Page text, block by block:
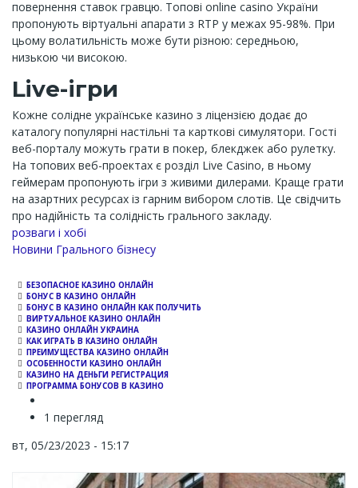
повернення ставок гравцю. Топові online casino України
пропонують віртуальні апарати з RTP у межах 95-98%. При
цьому волатильність може бути різною: середньою,
низькою чи високою.
Live-ігри
Кожне солідне українське казино з ліцензією додає до
каталогу популярні настільні та карткові симулятори. Гості
веб-порталу можуть грати в покер, блекджек або рулетку.
На топових веб-проектах є розділ Live Casino, в ньому
геймерам пропонують ігри з живими дилерами. Краще грати
на азартних ресурсах із гарним вибором слотів. Це свідчить
про надійність та солідність грального закладу.
розваги і хобі
Новини Грального бізнесу
БЕЗОПАСНОЕ КАЗИНО ОНЛАЙН
БОНУС В КАЗИНО ОНЛАЙН
БОНУС В КАЗИНО ОНЛАЙН КАК ПОЛУЧИТЬ
ВИРТУАЛЬНОЕ КАЗИНО ОНЛАЙН
КАЗИНО ОНЛАЙН УКРАИНА
КАК ИГРАТЬ В КАЗИНО ОНЛАЙН
ПРЕИМУЩЕСТВА КАЗИНО ОНЛАЙН
ОСОБЕННОСТИ КАЗИНО ОНЛАЙН
КАЗИНО НА ДЕНЬГИ РЕГИСТРАЦИЯ
ПРОГРАММА БОНУСОВ В КАЗИНО
1 перегляд
вт, 05/23/2023 - 15:17